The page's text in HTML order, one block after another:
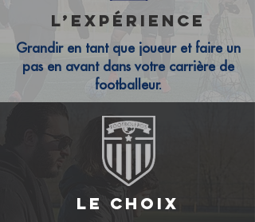
l’expérience
Grandir en tant que joueur et faire un
pas en avant dans votre carrière de
footballeur.
le choix